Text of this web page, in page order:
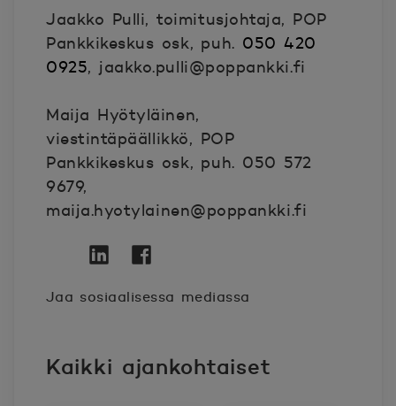
Jaakko Pulli, toimitusjohtaja, POP
Pankkikeskus osk, puh. 050 420
0925, jaakko.pulli@poppankki.fi
Maija Hyötyläinen,
viestintäpäällikkö, POP
Pankkikeskus osk, puh. 050 572
9679,
maija.hyotylainen@poppankki.fi
Jaa sosiaalisessa mediassa
Kaikki ajankohtaiset